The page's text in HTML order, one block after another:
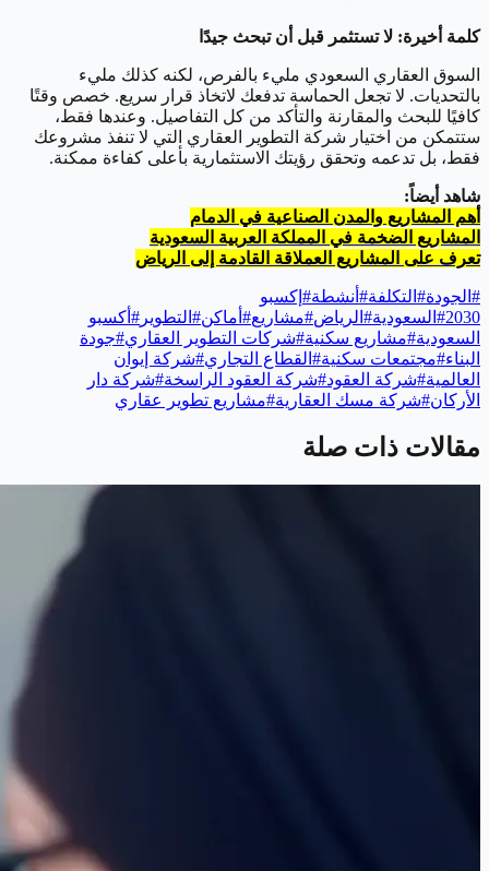
كلمة أخيرة: لا تستثمر قبل أن تبحث جيدًا
السوق العقاري السعودي مليء بالفرص، لكنه كذلك مليء
بالتحديات. لا تجعل الحماسة تدفعك لاتخاذ قرار سريع. خصص وقتًا
كافيًا للبحث والمقارنة والتأكد من كل التفاصيل. وعندها فقط،
ستتمكن من اختيار شركة التطوير العقاري التي لا تنفذ مشروعك
فقط، بل تدعمه وتحقق رؤيتك الاستثمارية بأعلى كفاءة ممكنة.
شاهد أيضاً:
أهم المشاريع والمدن الصناعية في الدمام
المشاريع الضخمة في المملكة العربية السعودية
تعرف على المشاريع العملاقة القادمة إلى الرياض
# الجودة# التكلفة# أنشطة# إكسبو
2030
# السعودية# الرياض#مشاريع# أماكن# التطوير # أكسبو
السعودية#مشاريع سكنية#شركات التطوير العقاري#جودة
البناء#مجتمعات سكنية# القطاع التجاري#شركة إيوان
العالمية#شركة العقود#شركة العقود الراسخة#شركة دار
الأركان#شركة مسك العقارية#مشاريع تطوير عقاري
مقالات ذات صلة